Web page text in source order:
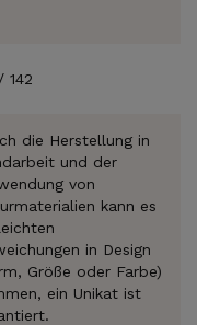
142
die Herstellung in
und der
von
kann es
in Design
Größe oder Farbe)
ein Unikat ist